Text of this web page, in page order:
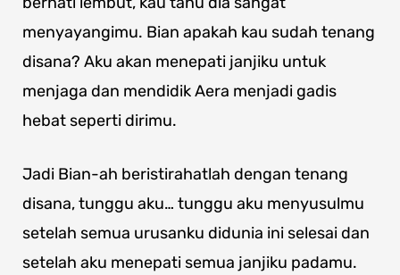
menyayangimu. Bian apakah kau sudah tenang
disana? Aku akan menepati janjiku untuk
menjaga dan mendidik Aera menjadi gadis
hebat seperti dirimu.
Jadi Bian-ah beristirahatlah dengan tenang
disana, tunggu aku… tunggu aku menyusulmu
setelah semua urusanku didunia ini selesai dan
setelah aku menepati semua janjiku padamu.